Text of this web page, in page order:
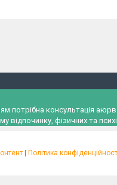
потрібна консультація
відпочинку, фізичних та
| Політика